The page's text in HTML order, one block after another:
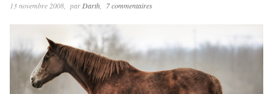
13 novembre 2008 parDarth 7 commentaires